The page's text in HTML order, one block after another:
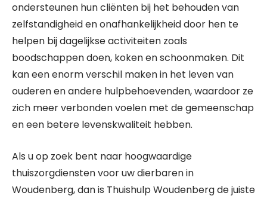
ondersteunen hun cliënten bij het behouden van
zelfstandigheid en onafhankelijkheid door hen te
helpen bij dagelijkse activiteiten zoals
boodschappen doen, koken en schoonmaken. Dit
kan een enorm verschil maken in het leven van
ouderen en andere hulpbehoevenden, waardoor ze
zich meer verbonden voelen met de gemeenschap
en een betere levenskwaliteit hebben.
Als u op zoek bent naar hoogwaardige
thuiszorgdiensten voor uw dierbaren in
Woudenberg, dan is Thuishulp Woudenberg de juiste